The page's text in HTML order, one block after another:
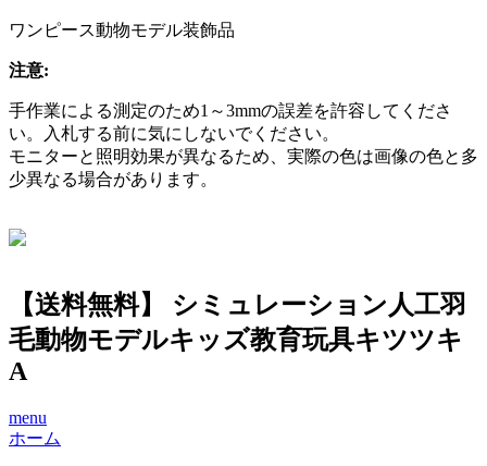
ワンピース動物モデル装飾品
注意:
手作業による測定のため1～3mmの誤差を許容してくださ
い。入札する前に気にしないでください。
モニターと照明効果が異なるため、実際の色は画像の色と多
少異なる場合があります。
【送料無料】 シミュレーション人工羽
毛動物モデルキッズ教育玩具キツツキ
A
menu
ホーム